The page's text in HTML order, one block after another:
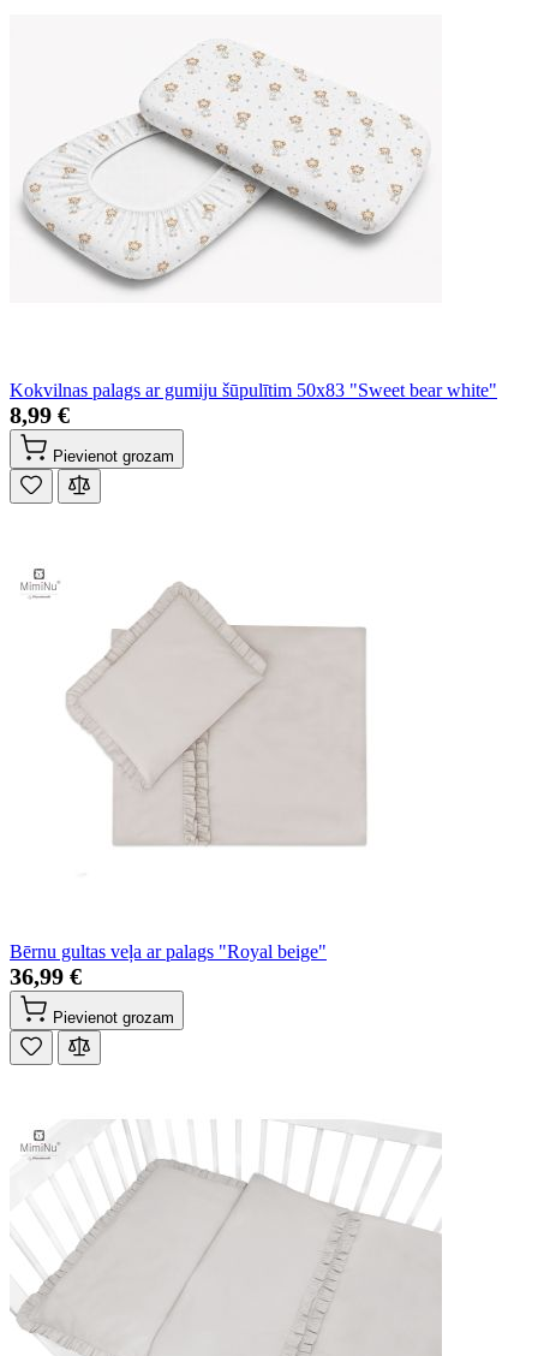
Kokvilnas palags ar gumiju šūpulītim 50x83 "Sweet bear white"
8,99 €
Pievienot grozam
Bērnu gultas veļa ar palags "Royal beige"
36,99 €
Pievienot grozam